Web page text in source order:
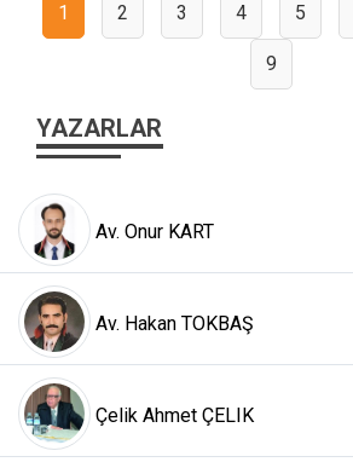
1 2 3 4 5
9
YAZARLAR
Av. Onur KART
Av. Hakan TOKBAŞ
Çelik Ahmet ÇELIK